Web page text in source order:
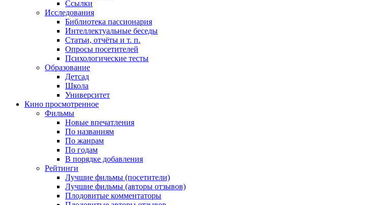
Ссылки
Исследования
Библиотека пассионария
Интеллектуальные беседы
Статьи, отчёты и т. п.
Опросы посетителей
Психологические тесты
Образование
Детсад
Школа
Университет
Кино просмотренное
Фильмы
Новые впечатления
По названиям
По жанрам
По годам
В порядке добавления
Рейтинги
Лучшие фильмы (посетители)
Лучшие фильмы (авторы отзывов)
Плодовитые комментаторы